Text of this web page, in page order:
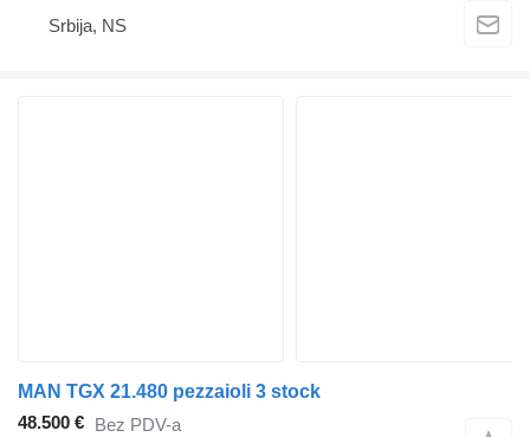
Srbija, NS
MAN TGX 21.480 pezzaioli 3 stock
48.500 € Bez PDV-a